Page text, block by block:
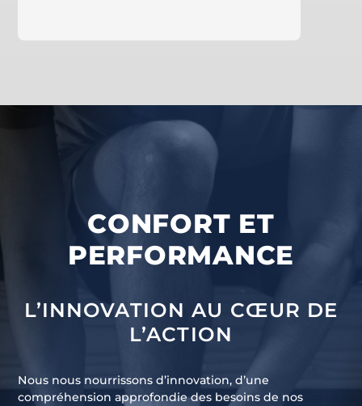
CONFORT ET
PERFORMANCE
L’INNOVATION AU CŒUR DE
L’ACTION
Nous nous nourrissons d’innovation, d’une
compréhension approfondie des besoins de nos